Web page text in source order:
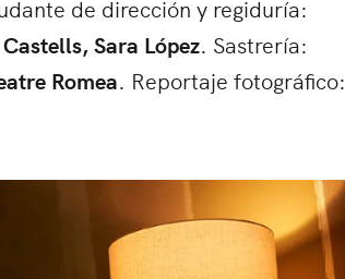
de dirección y regiduría:
Sara López . Sastrería:
Romea . Reportaje fotográfico: